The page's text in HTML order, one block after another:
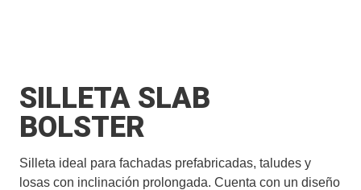
SILLETA SLAB
BOLSTER
Silleta ideal para fachadas prefabricadas, taludes y
losas con inclinación prolongada. Cuenta con un diseño